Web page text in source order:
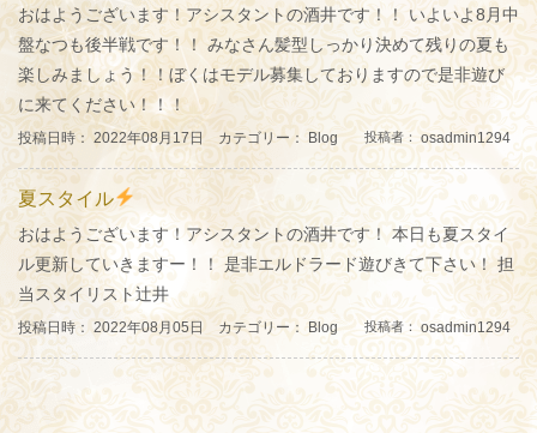
おはようございます！アシスタントの酒井です！！ いよいよ8月中
盤なつも後半戦です！！ みなさん髪型しっかり決めて残りの夏も
楽しみましょう！！ぼくはモデル募集しておりますので是非遊び
に来てください！！！
投稿日時： 2022年08月17日 カテゴリー： Blog 投稿者： osadmin1294
夏スタイル
おはようございます！アシスタントの酒井です！ 本日も夏スタイ
ル更新していきますー！！ 是非エルドラード遊びきて下さい！ 担
当スタイリスト辻井
投稿日時： 2022年08月05日 カテゴリー： Blog 投稿者： osadmin1294